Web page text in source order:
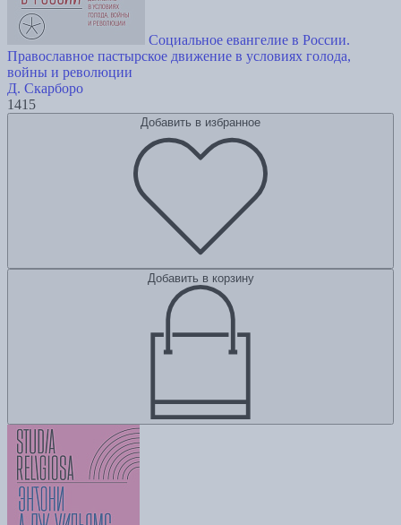
Социальное евангелие в России.
Православное пастырское движение в условиях голода,
войны и революции
Д. Скарборо
1415
Добавить в избранное
Добавить в корзину